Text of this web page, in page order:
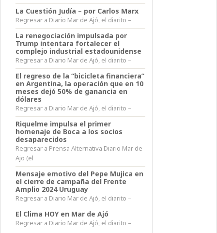
La Cuestión Judía – por Carlos Marx
Regresar a Diario Mar de Ajó, el diarito –
La renegociación impulsada por
Trump intentara fortalecer el
complejo industrial estadounidense
Regresar a Diario Mar de Ajó, el diarito –
El regreso de la “bicicleta financiera”
en Argentina, la operación que en 10
meses dejó 50% de ganancia en
dólares
Regresar a Diario Mar de Ajó, el diarito –
Riquelme impulsa el primer
homenaje de Boca a los socios
desaparecidos
Regresar a Prensa Alternativa Diario Mar de
Ajo (el
Mensaje emotivo del Pepe Mujica en
el cierre de campaña del Frente
Amplio 2024 Uruguay
Regresar a Diario Mar de Ajó, el diarito –
El Clima HOY en Mar de Ajó
Regresar a Diario Mar de Ajó, el diarito –